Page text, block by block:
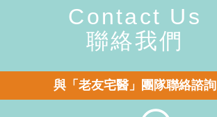
Contact Us
聯絡我們
與「老友宅醫」團隊聯絡諮詢